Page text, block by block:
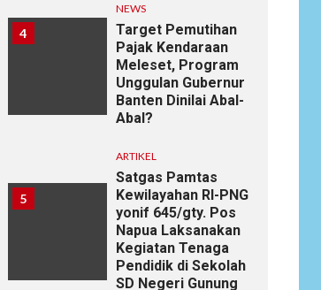
4
NEWS
Target Pemutihan
Pajak Kendaraan
Meleset, Program
Unggulan Gubernur
Banten Dinilai Abal-
Abal?
5
ARTIKEL
Satgas Pamtas
Kewilayahan RI-PNG
yonif 645/gty. Pos
Napua Laksanakan
Kegiatan Tenaga
Pendidik di Sekolah
SD Negeri Gunung